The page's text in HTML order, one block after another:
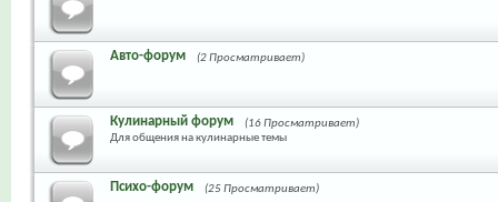
Авто-форум (2 Просматривает)
Кулинарный форум
(16 Просматривает)
Для общения на кулинарные темы
Психо-форум (25 Просматривает)